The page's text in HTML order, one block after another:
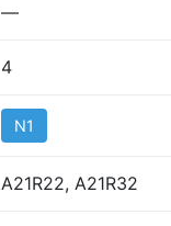
—
4
N1
А21R22, A21R32